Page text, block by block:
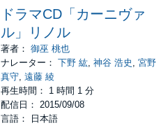
ドラマCD「カーニヴァ
ル」リノル
著者：御巫 桃也
ナレーター：下野 紘,神谷 浩史 ,宮野
真守,遠藤 綾
再生時間： 1 時間 1 分
配信日： 2015/09/08
言語： 日本語